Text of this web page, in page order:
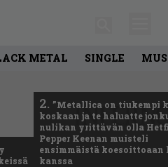
METAL SINGLE
2. ”Metallica on tiukempi
koskaan ja te haluatte
nulikan yrittävän olla
Pepper Keenan muisteli
ensimmäistä
kanssa